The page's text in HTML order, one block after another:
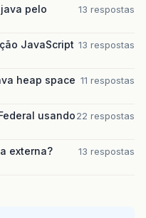
pelo
13 respostas
JavaScript 13 respostas
heap space 11 respostas
usando22 respostas
externa?
13 respostas